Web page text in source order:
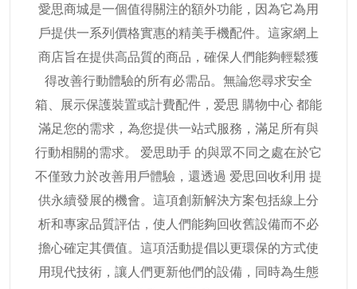
愛思商城是一個值得關注的額外功能，因為它為用
戶提供一系列價格實惠的精美手機配件。這家網上
商店旨在提供高品質的商品，確保人們能夠輕鬆獲
得改善行動體驗的所有必需品。無論您尋求安全
箱、展示保護裝置或計費配件，爱思 購物中心 都能
滿足您的需求，為您提供一站式服務，滿足所有與
行動相關的需求。 爱思助手 的與眾不同之處在於它
不僅致力於改善用戶體驗，還透過 爱思回收利用 提
供永續發展的機會。這項創新解決方案包括線上分
析和專家品質評估，使人們能夠回收舊設備而不必
擔心確定其價值。這項活動提倡以更環保的方式使
用現代技術，讓人們更新他們的設備，同時為生態